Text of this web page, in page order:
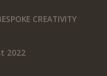
CREATIVITY
2022